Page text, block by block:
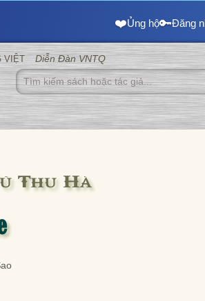
❤️Ủng hộ🔑Đăng
VIỆT Diễn Đàn VNTQ
Thu Hà